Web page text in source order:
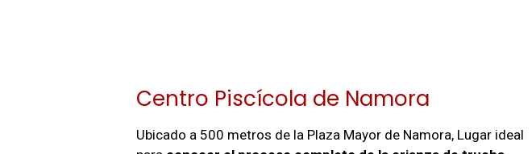
Centro Piscícola de Namora
Ubicado a 500 metros de la Plaza Mayor de Namora, Lugar ideal